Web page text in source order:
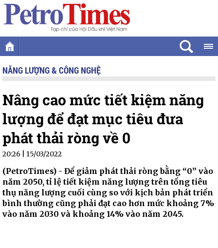
NĂNG LƯỢNG & CÔNG NGHỆ
Nâng cao mức tiết kiệm năng
lượng để đạt mục tiêu đưa
phát thải ròng về 0
20:26 | 15/03/2022
(PetroTimes) - Để giảm phát thải ròng bằng “0” vào
năm 2050, tỉ lệ tiết kiệm năng lượng trên tổng tiêu
thụ năng lượng cuối cùng so với kịch bản phát triển
bình thường cũng phải đạt cao hơn mức khoảng 7%
vào năm 2030 và khoảng 14% vào năm 2045.